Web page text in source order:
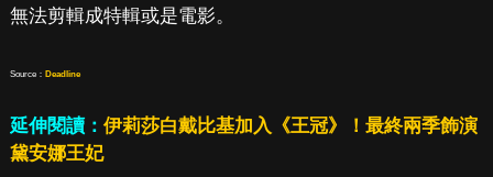
無法剪輯成特輯或是電影。
Source： Deadline
延伸閱讀： 伊莉莎白戴比基加入《王冠》！最終兩季飾演
黛安娜王妃